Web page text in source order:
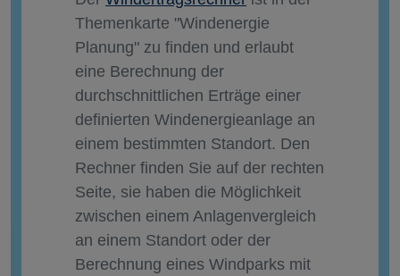
Themenkarte "Windenergie
Planung" zu finden und erlaubt
eine Berechnung der
durchschnittlichen Erträge einer
definierten Windenergieanlage an
einem bestimmten Standort. Den
Rechner finden Sie auf der rechten
Seite, sie haben die Möglichkeit
zwischen einem Anlagenvergleich
an einem Standort oder der
Berechnung eines Windparks mit